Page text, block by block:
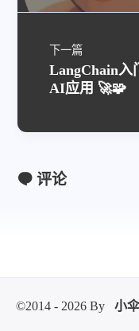
下一篇
LangChain入
AI应用 🚀🧩
评论
©2014 - 2026 By 小